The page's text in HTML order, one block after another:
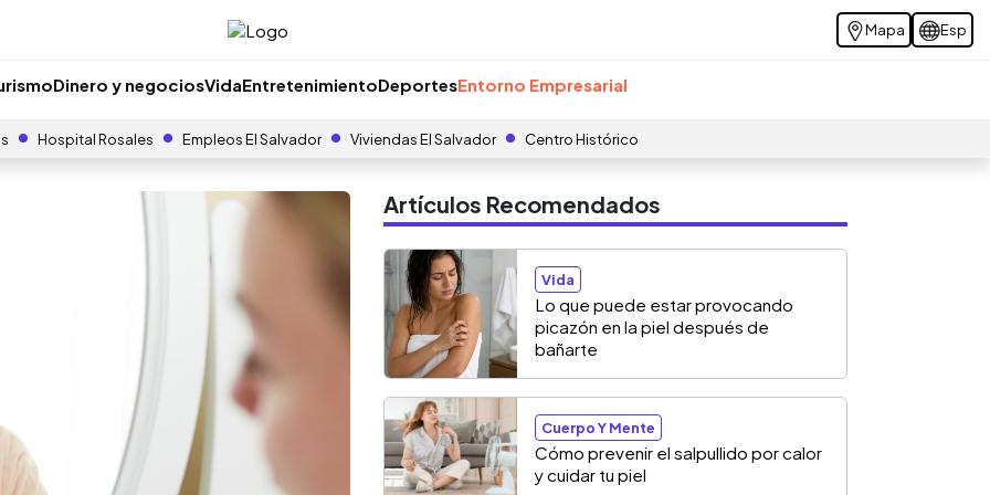
Mapa Esp
Dinero y negociosVidaEntretenimientoDeportesEntorno Empresarial
Hospital Rosales Empleos El Salvador Viviendas El Salvador Centro Histórico
Artículos Recomendados
Vida
Lo que puede estar provocando
picazón en la piel después de
bañarte
Cuerpo Y Mente
Cómo prevenir el salpullido por calor
y cuidar tu piel